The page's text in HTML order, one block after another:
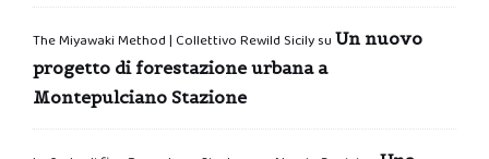
The Miyawaki Method | Collettivo Rewild Sicilysu Un nuovo
progetto di forestazione urbana a
Montepulciano Stazione